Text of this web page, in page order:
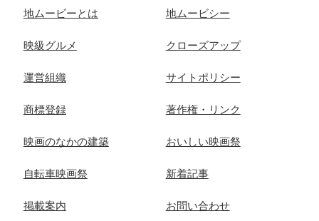
地ムービーとは 地ムービシー
映級グルメ クローズアップ
運営組織 サイトポリシー
商標登録 著作権・リンク
映画のなかの建築 おいしい映画祭
自転車映画祭 新着記事
掲載案内 お問い合わせ